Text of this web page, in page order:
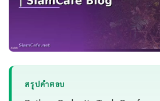
สรุปคำตอบ